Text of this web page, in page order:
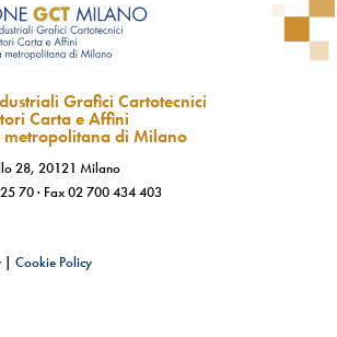
Grafici Cartotecnici
Carta e Affini
metropolitana di Milano
28, 20121 Milano
70· Fax02 700 434 403
| Cookie Policy